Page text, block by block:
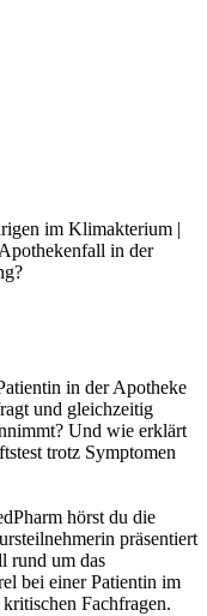
im Klimakterium |
in der
in der Apotheke
und gleichzeitig
Und wie erklärt
trotz Symptomen
hörst du die
präsentiert
rund um das
bei einer Patientin im
Fachfragen.